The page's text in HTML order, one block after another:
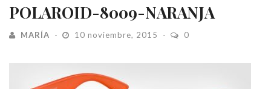
POLAROID-8009-NARANJA
MARÍA 10 noviembre, 2015 0